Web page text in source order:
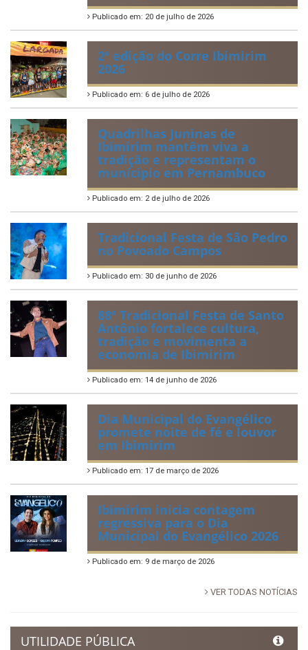
Publicado em: 20 de julho de 2026
2ª edição do Corre Ibimirim
2026
Publicado em: 6 de julho de 2026
Quadrilhas Juninas de
Ibimirim mantêm viva a
tradição e representam o
munícipio em Pernambuco
Publicado em: 2 de julho de 2026
Tradicional Festa de São Pedro
no Povoado Campos
Publicado em: 30 de junho de 2026
88ª Tradicional Festa de Santo
Antônio fortalece cultura,
tradição e movimenta a
economia de Ibimirim
Publicado em: 14 de junho de 2026
Dia Municipal do Evangélico
promete noite de fé e louvor
em Ibimirim
Publicado em: 17 de março de 2026
Ibimirim inicia contagem
regressiva para o Dia
Municipal do Evangélico 2026
Publicado em: 9 de março de 2026
VER TODAS NOTÍCIAS
UTILIDADE PÚBLICA